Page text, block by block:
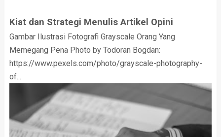
Kiat dan Strategi Menulis Artikel Opini
Gambar Ilustrasi Fotografi Grayscale Orang Yang
Memegang Pena Photo by Todoran Bogdan:
https://www.pexels.com/photo/grayscale-photography-
of...